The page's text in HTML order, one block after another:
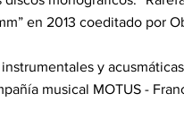
en 2013 coeditado por
y
musical MOTUS -